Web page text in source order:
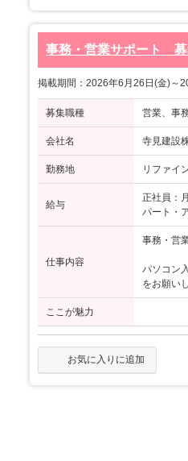
事務・営業サポート
掲載期間：2026年6月26日(金)～
募集職種 営業、事
会社名 寺見建設
勤務地 リファイ
給与
正社員：
パート・
仕事内容
事務・営
パソコン
をお願い
ここが魅力
お気に入りに追加